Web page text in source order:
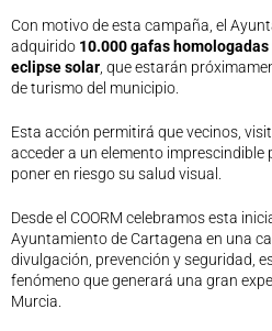
Con motivo de esta campaña, el
adquirido 10.000 gafas
eclipse solar, que estarán
de turismo del municipio.
Esta acción permitirá que vecinos,
acceder a un elemento imprescindible
poner en riesgo su salud visual.
Desde el COORM celebramos esta
Ayuntamiento de Cartagena en una
divulgación, prevención y seguridad,
fenómeno que generará una gran
Murcia.